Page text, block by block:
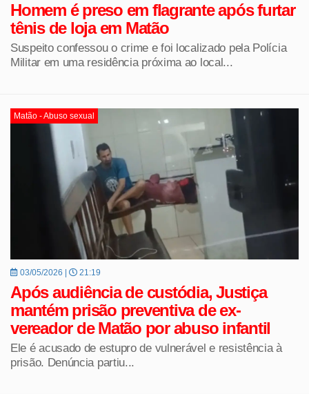
Homem é preso em flagrante após furtar
tênis de loja em Matão
Suspeito confessou o crime e foi localizado pela Polícia
Militar em uma residência próxima ao local...
Matão - Abuso sexual
03/05/2026 | 21:19
Após audiência de custódia, Justiça
mantém prisão preventiva de ex-
vereador de Matão por abuso infantil
Ele é acusado de estupro de vulnerável e resistência à
prisão. Denúncia partiu...